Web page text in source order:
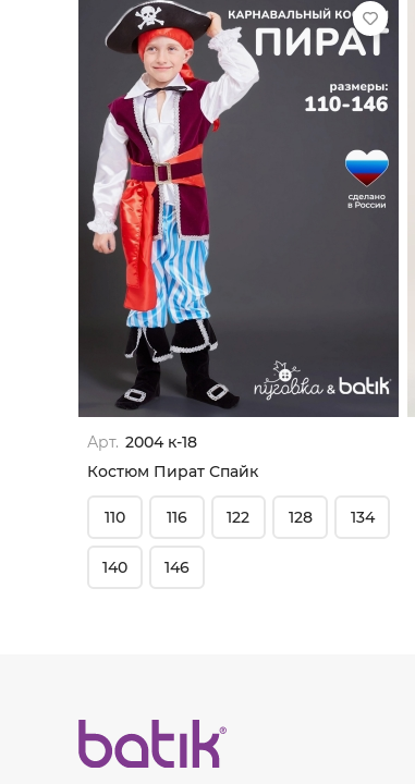
Арт. 2004 к-18
Костюм Пират Спайк
110 116 122 128 134
140 146